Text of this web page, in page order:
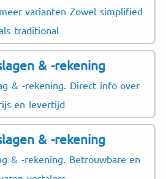
varianten Zowel simplified
traditional
& -rekening
& -rekening. Direct info over
en levertijd
& -rekening
& -rekening. Betrouwbare en